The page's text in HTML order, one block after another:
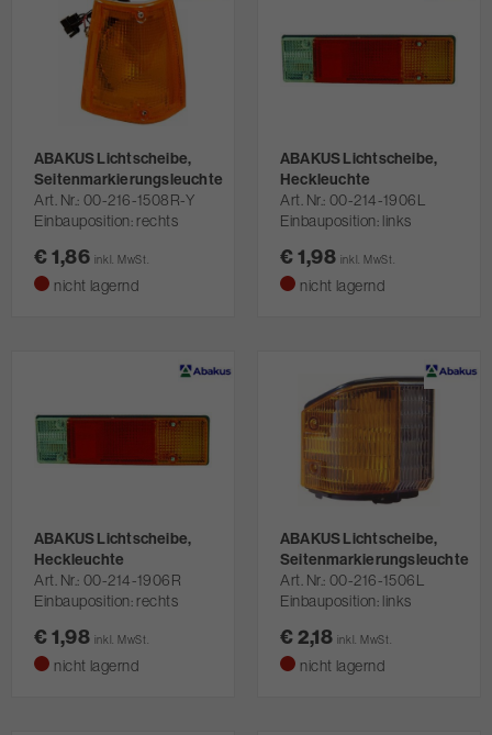
ABAKUS Lichtscheibe,
Seitenmarkierungsleuchte
Art. Nr. 00-216-1508R-Y
Einbauposition: rechts
€ 1,86 inkl. MwSt.
nicht lagernd
ABAKUS Lichtscheibe,
Heckleuchte
Art. Nr. 00-214-1906L
Einbauposition: links
€ 1,98 inkl. MwSt.
nicht lagernd
ABAKUS Lichtscheibe,
Heckleuchte
Art. Nr. 00-214-1906R
Einbauposition: rechts
€ 1,98 inkl. MwSt.
nicht lagernd
ABAKUS Lichtscheibe,
Seitenmarkierungsleuchte
Art. Nr. 00-216-1506L
Einbauposition: links
€ 2,18 inkl. MwSt.
nicht lagernd